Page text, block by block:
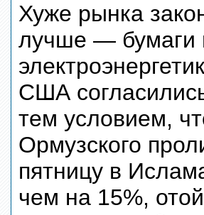
Хуже рынка
лучше — бумаги
США
тем условием,
Ормузского
пятницу в
чем на 15%,